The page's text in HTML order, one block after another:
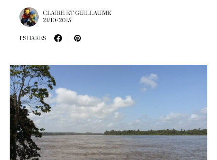
CLAIRE ET GUILLAUME
21/10/2015
1 SHARES